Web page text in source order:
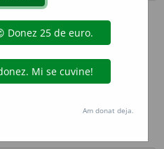
sunt compilate de
Definițiile
pe filadefiniții.
filele pe pagina de
Am donat deja.